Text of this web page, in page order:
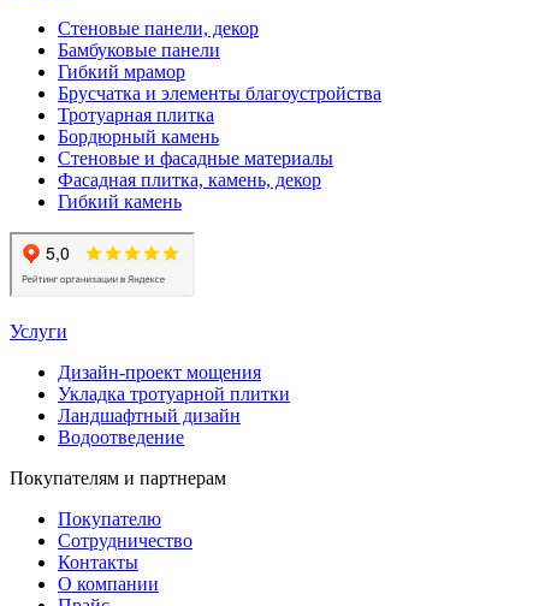
Стеновые панели, декор
Бамбуковые панели
Гибкий мрамор
Брусчатка и элементы благоустройства
Тротуарная плитка
Бордюрный камень
Стеновые и фасадные материалы
Фасадная плитка, камень, декор
Гибкий камень
Услуги
Дизайн-проект мощения
Укладка тротуарной плитки
Ландшафтный дизайн
Водоотведение
Покупателям и партнерам
Покупателю
Сотрудничество
Контакты
О компании